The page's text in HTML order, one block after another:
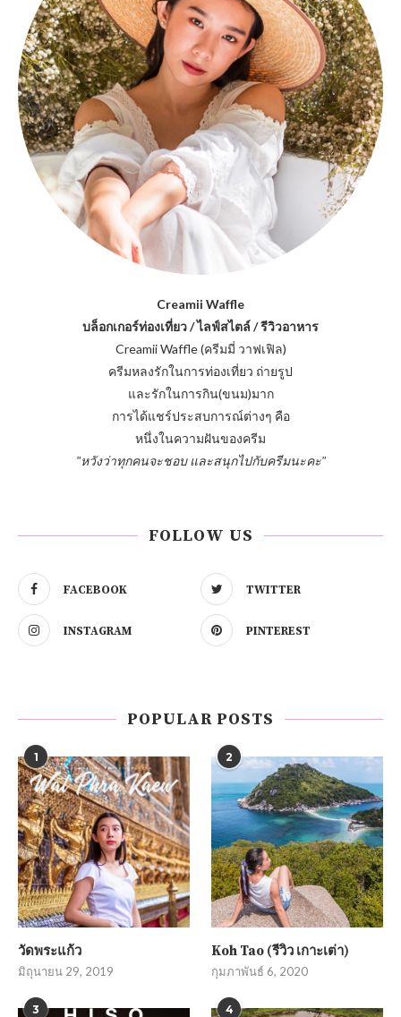
Creamii Waffle
บล็อกเกอร์ท่องเที่ยว / ไลฟ์สไตล์ / รีวิวอาหาร
Creamii Waffle (ครีมมี่ วาฟเฟิล)
ครีมหลงรักในการท่องเที่ยว ถ่ายรูป
และรักในการกิน(ขนม)มาก
การได้แชร์ประสบการณ์ต่างๆ คือ
หนึ่งในความฝันของครีม
"หวังว่าทุกคนจะชอบ และสนุกไปกับครีมนะคะ"
FOLLOW US
FACEBOOK TWITTER
INSTAGRAM PINTEREST
POPULAR POSTS
1
วัดพระแก้ว
มิถุนายน 29, 2019
2
Koh Tao (รีวิว เกาะเต่า)
กุมภาพันธ์ 6, 2020
3 4